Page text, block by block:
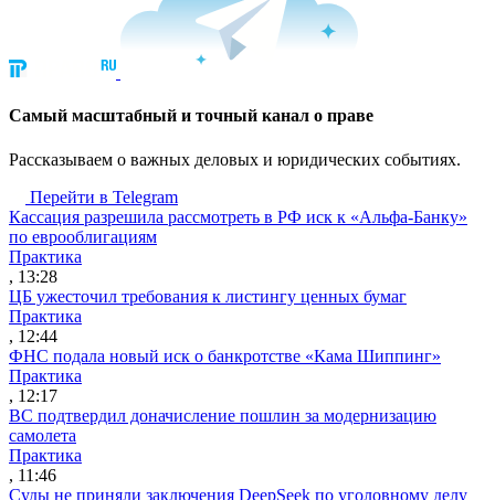
Cамый масштабный и точный канал о праве
Рассказываем о важных деловых и юридических событиях.
Перейти в Telegram
Кассация разрешила рассмотреть в РФ иск к «Альфа-Банку»
по еврооблигациям
Практика
, 13:28
ЦБ ужесточил требования к листингу ценных бумаг
Практика
, 12:44
ФНС подала новый иск о банкротстве «Кама Шиппинг»
Практика
, 12:17
ВС подтвердил доначисление пошлин за модернизацию
самолета
Практика
, 11:46
Суды не приняли заключения DeepSeek по уголовному делу